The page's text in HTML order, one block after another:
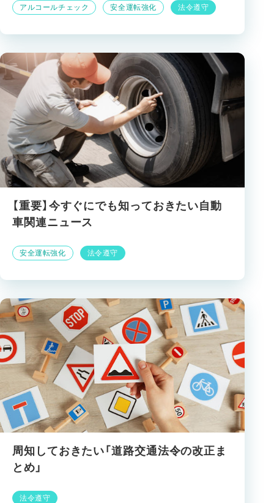
アルコールチェック 安全運転強化 法令遵守
【重要】今すぐにでも知っておきたい自動
車関連ニュース
安全運転強化 法令遵守
周知しておきたい「道路交通法令の改正ま
とめ」
法令遵守